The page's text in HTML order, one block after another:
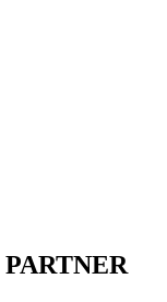
PARTNER